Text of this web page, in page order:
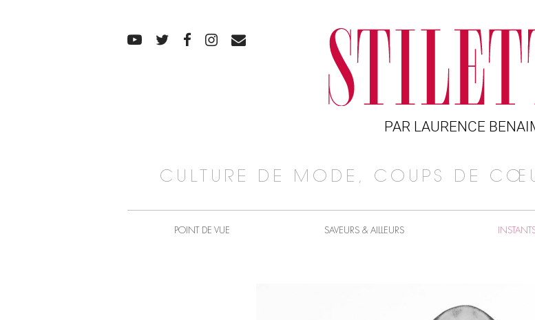
PAR LAURENCE
CULTURE DE MODE, COUPS DE
POINT DE VUE SAVEURS & AILLEURS